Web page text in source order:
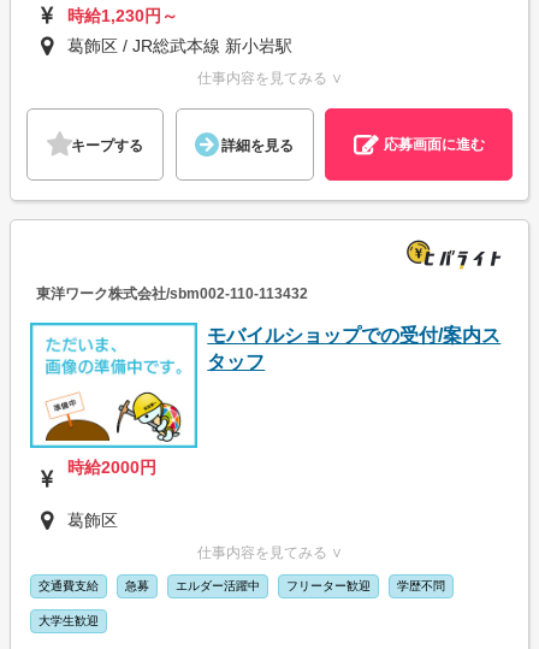
時給1,230円～
葛飾区 / JR総武本線 新小岩駅
仕事内容を見てみる ∨
キープする 詳細を見る 応募画面に進む
東洋ワーク株式会社/sbm002-110-113432
モバイルショップでの受付/案内ス
タッフ
時給2000円
葛飾区
仕事内容を見てみる ∨
交通費支給 急募 エルダー活躍中 フリーター歓迎 学歴不問
大学生歓迎